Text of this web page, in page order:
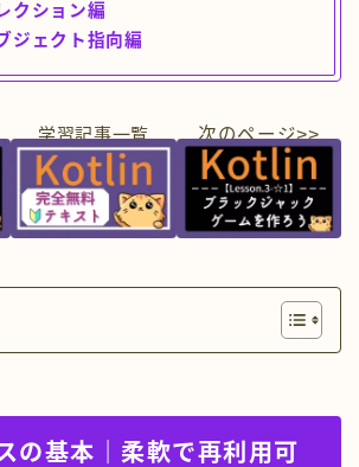
クション編
ジェクト指向編
学習記事一覧 次のページ>>
の基本｜柔軟で再利用可